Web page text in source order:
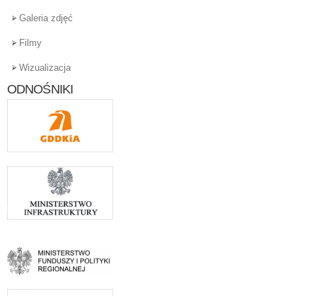
Galeria zdjęć
Filmy
Wizualizacja
ODNOŚNIKI